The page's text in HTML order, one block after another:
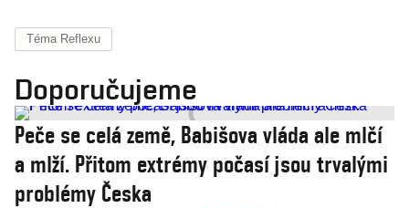
Téma Reflexu
Doporučujeme
Peče se celá země, Babišova vláda ale mlčí
a mlží. Přitom extrémy počasí jsou trvalými
problémy Česka